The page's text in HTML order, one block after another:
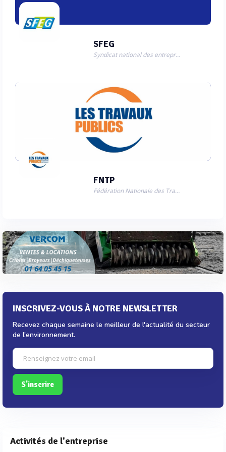
SFEG
Syndicat national des entrepreneurs de puits et de forages pour l’eau et la géothermie
FNTP
Fédération Nationale des Travaux Publics
INSCRIVEZ-VOUS À NOTRE NEWSLETTER
Recevez chaque semaine le meilleur de l'actualité du secteur
de l'environnement.
S'inscrire
Activités de l'entreprise